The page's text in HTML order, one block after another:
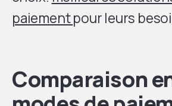
paiementpour leurs
Comparaison